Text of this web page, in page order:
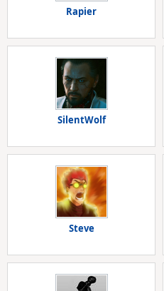
Rapier
SilentWolf
Steve